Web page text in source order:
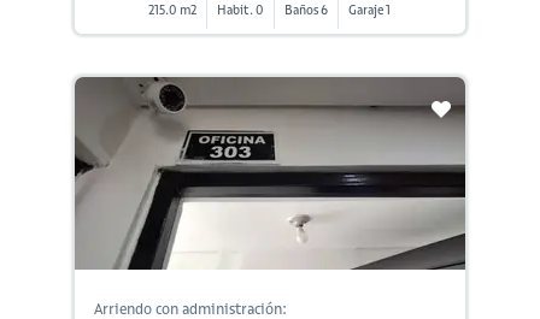
215.0 m2 Habit. 0 Baños 6 Garaje 1
Arriendo con administración: